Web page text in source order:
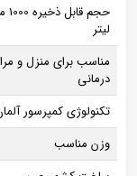
لیتر
مناسب برای منزل و
درمانی
تکنولوژی کمپرسور
وزن مناسب